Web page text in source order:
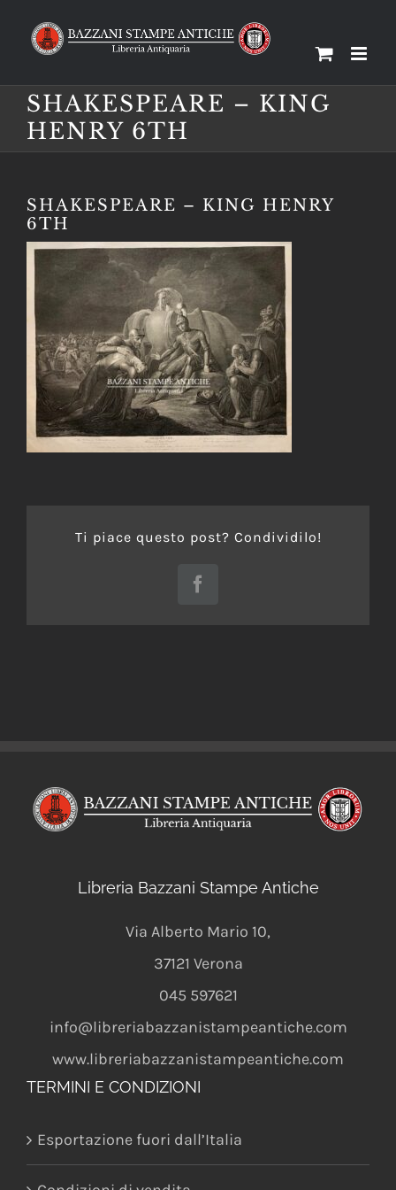
SHAKESPEARE – KING
HENRY 6TH
SHAKESPEARE – KING HENRY
6TH
Ti piace questo post? Condividilo!
Facebook
Libreria Bazzani Stampe Antiche
Via Alberto Mario 10,
37121 Verona
045 597621
info@libreriabazzanistampeantiche.com
www.libreriabazzanistampeantiche.com
TERMINI E CONDIZIONI
Esportazione fuori dall’Italia